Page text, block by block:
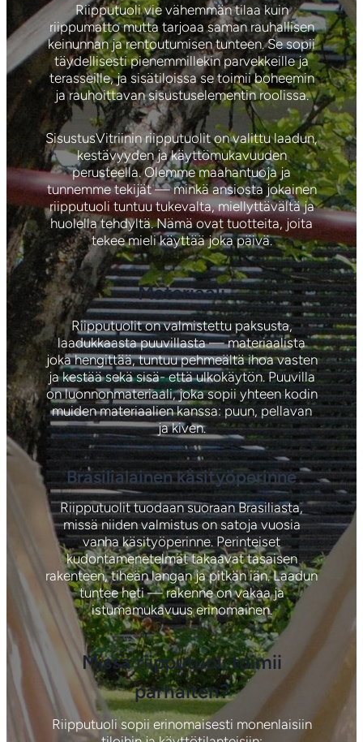
Riipputuoli vie vähemmän tilaa kuin
riippumatto mutta tarjoaa saman rauhallisen
keinunnan ja rentoutumisen tunteen. Se sopii
täydellisesti pienemmillekin parvekkeille ja
terasseille, ja sisätiloissa se toimii boheemin
ja rauhoittavan sisustuselementin roolissa.
SisustusVitriinin riipputuolit on valittu laadun,
kestävyyden ja käyttömukavuuden
perusteella. Olemme maahantuoja ja
tunnemme tekijät — minkä ansiosta jokainen
riipputuoli tuntuu tukevalta, miellyttävältä ja
huolella tehdyltä. Nämä ovat tuotteita, joita
tekee mieli käyttää joka päivä.
Materiaali
Riipputuolit on valmistettu paksusta,
laadukkaasta puuvillasta — materiaalista
joka hengittää, tuntuu pehmeältä ihoa vasten
ja kestää sekä sisä- että ulkokäytön. Puuvilla
on luonnonmateriaali, joka sopii yhteen kodin
muiden materiaalien kanssa: puun, pellavan
ja kiven.
Brasilialainen käsityöperinne
Riipputuolit tuodaan suoraan Brasiliasta,
missä niiden valmistus on satoja vuosia
vanha käsityöperinne. Perinteiset
kudontamenetelmät takaavat tasaisen
rakenteen, tiheän langan ja pitkän iän. Laadun
tuntee heti — rakenne on vakaa ja
istumamukavuus erinomainen.
Missä riipputuoli toimii
parhaiten?
Riipputuoli sopii erinomaisesti monenlaisiin